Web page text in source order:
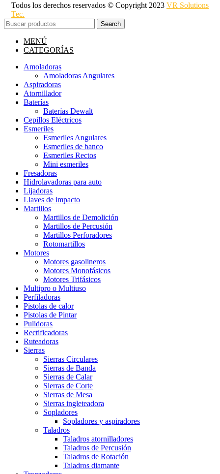
Todos los derechos reservados © Copyright 2023 VR Solutions
Tec.
Search
MENÚ
CATEGORÍAS
Amoladoras
Amoladoras Angulares
Aspiradoras
Atornillador
Baterías
Baterías Dewalt
Cepillos Eléctricos
Esmeriles
Esmeriles Angulares
Esmeriles de banco
Esmeriles Rectos
Mini esmeriles
Fresadoras
Hidrolavadoras para auto
Lijadoras
Llaves de impacto
Martillos
Martillos de Demolición
Martillos de Percusión
Martillos Perforadores
Rotomartillos
Motores
Motores gasolineros
Motores Monofásicos
Motores Trifásicos
Multipro o Multiuso
Perfiladoras
Pistolas de calor
Pistolas de Pintar
Pulidoras
Rectificadoras
Ruteadoras
Sierras
Sierras Circulares
Sierras de Banda
Sierras de Calar
Sierras de Corte
Sierras de Mesa
Sierras ingleteadora
Sopladores
Sopladores y aspiradores
Taladros
Taladros atornilladores
Taladros de Percusión
Taladros de Rotación
Taladros diamante